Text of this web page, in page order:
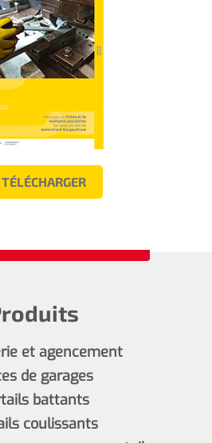
TÉLÉCHARGER
et agencement
de garages
battants
coulissants